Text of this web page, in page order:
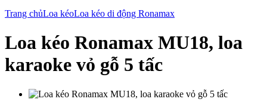
Trang chủLoa kéoLoa kéo di động Ronamax
Loa kéo Ronamax MU18, loa
karaoke vỏ gỗ 5 tấc